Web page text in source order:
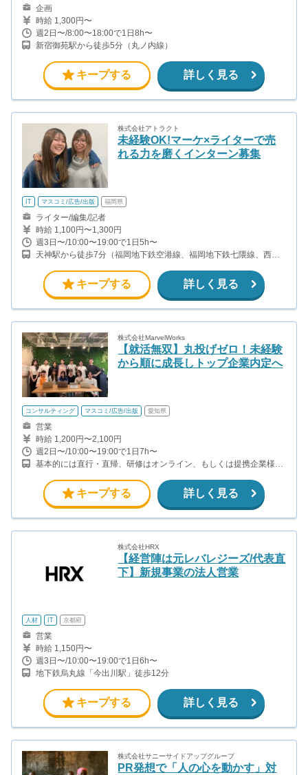
企画
時給 1,300円〜
週2日〜/8:00〜18:00で1日8h〜
新宿御苑駅から徒歩5分（丸ノ内線）
キープする 詳しく見る
株式会社アトラクト
未経験OK!マーケ×ライターで売
れる力を磨くインターン募集
IT マスコミ/広告/出版 福岡県
ライター/編集/記者
時給 1,100円〜1,300円
週3日〜/10:00〜19:00で1日5h〜
天神駅から徒歩7分（福岡地下鉄空港線、福岡地下鉄七隈線、西鉄
分（七隈線、大牟田線） 渡辺通駅から徒歩8分（七隈線）
キープする 詳しく見る
株式会社MarvelWorks
【就活無双】丸投げゼロ！未経験
から順に成長しトップ企業内定へ
コンサルティング マスコミ/広告/出版 愛知県
営業
時給 1,200円〜2,100円
週2日〜/10:00〜19:00で1日7h〜
基本的には直行・直帰、研修はオンライン、もしくは提携企業様先
号桑野ビル２階 ※東海エリア（愛知/長野/岐阜/三重）での募集にな
ります。
キープする 詳しく見る
株式会社HRX
【経営陣は元レバレジーズ/代表直
下】新規事業の法人営業
人材 IT 京都府
営業
時給 1,150円〜
週3日〜/10:00〜19:00で1日6h〜
地下鉄烏丸線「今出川駅」徒歩12分
キープする 詳しく見る
株式会社サニーサイドアップグループ
PR発想で「人の心を動かす」対